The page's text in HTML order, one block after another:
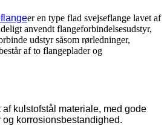
er en type flad svejseflange lavet af
anvendt flangeforbindelsesudstyr,
udstyr såsom rørledninger,
af to flangeplader og
kulstofstål materiale, med gode
korrosionsbestandighed.